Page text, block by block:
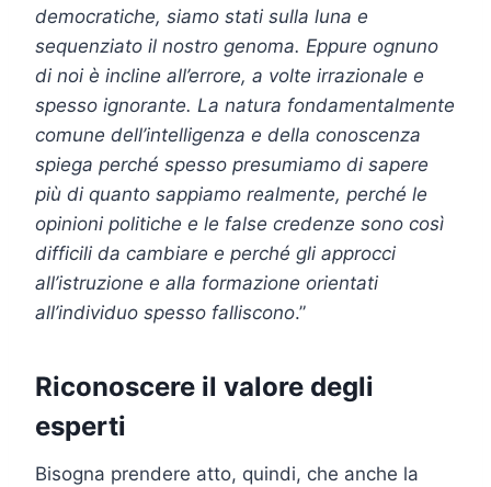
democratiche, siamo stati sulla luna e
sequenziato il nostro genoma. Eppure ognuno
di noi è incline all’errore, a volte irrazionale e
spesso ignorante. La natura fondamentalmente
comune dell’intelligenza e della conoscenza
spiega perché spesso presumiamo di sapere
più di quanto sappiamo realmente, perché le
opinioni politiche e le false credenze sono così
difficili da cambiare e perché gli approcci
all’istruzione e alla formazione orientati
all’individuo spesso falliscono.”
Riconoscere il valore degli
esperti
Bisogna prendere atto, quindi, che anche la